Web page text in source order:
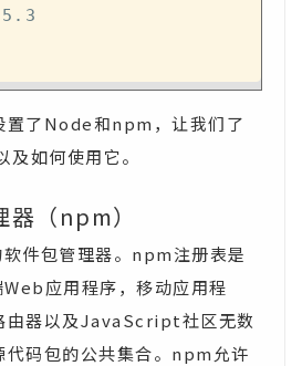
置了Node和npm，让我们了
如何使用它。
（npm）
件包管理器。npm注册表是
应用程序，移动应用程
由器以及JavaScript社区无数
代码包的公共集合。npm允许